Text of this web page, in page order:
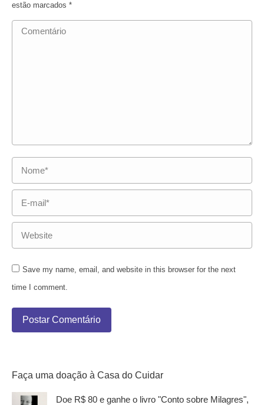
estão marcados *
Comentário
Nome *
E-mail *
Website
Save my name, email, and website in this browser for the next
time I comment.
Postar Comentário
Faça uma doação à Casa do Cuidar
Doe R$ 80 e ganhe o livro "Conto sobre Milagres",